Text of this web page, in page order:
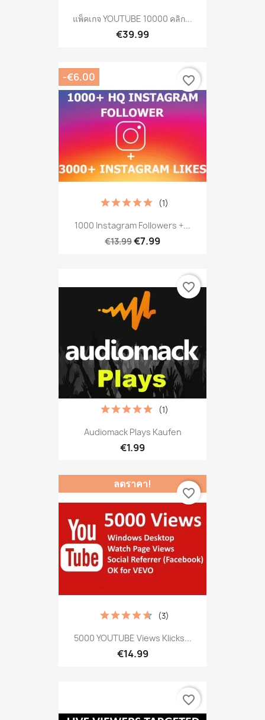
แพ็คเกจ YOUTUBE 10000 คลิก...
€39.99
1000 Instagram Followers +...
€13.99€7.99
(1)
-€6.00 favorite_border
Audiomack Plays Kaufen
€1.99
(1)
favorite_border
5000 YOUTUBE Views Klicks...
€14.99
(3)
ลดราคา!
favorite_border
favorite_border